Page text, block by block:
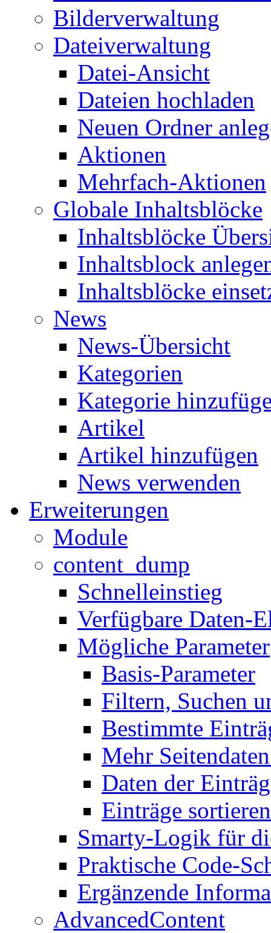
Bilderverwaltung
Dateiverwaltung
Datei-Ansicht
Dateien hochladen
Neuen Ordner
Aktionen
Mehrfach-Aktionen
Globale Inhaltsblöcke
Inhaltsblöcke
Inhaltsblock
Inhaltsblöcke
News
News-Übersicht
Kategorien
Kategorie
Artikel
Artikel hinzufügen
News verwenden
Erweiterungen
Module
content_dump
Schnelleinstieg
Verfügbare Daten-
Mögliche Parameter
Basis-Parameter
Filtern, Suchen
Bestimmte
Mehr
Daten der
Einträge sortieren
Smarty-Logik für
Praktische Code-
Ergänzende
AdvancedContent